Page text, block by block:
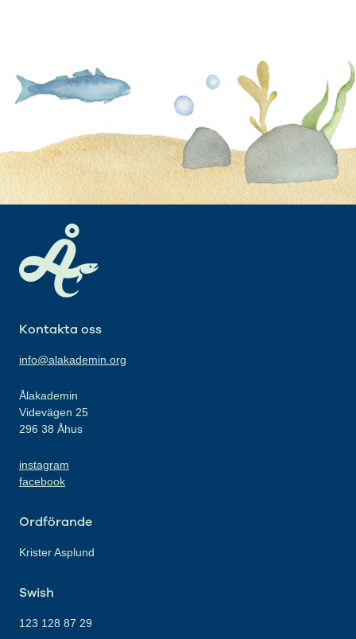
Kontakta oss
info@alakademin.org
Ålakademin
Videvägen 25
296 38 Åhus
instagram
facebook
Ordförande
Krister Asplund
Swish
123 128 87 29